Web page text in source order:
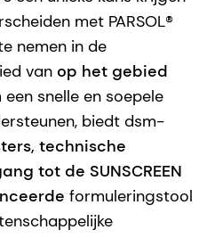
met PARSOL®
nemen in de
van op het gebied
een snelle en soepele
biedt dsm-
technische
tot de SUNSCREEN
formuleringstool